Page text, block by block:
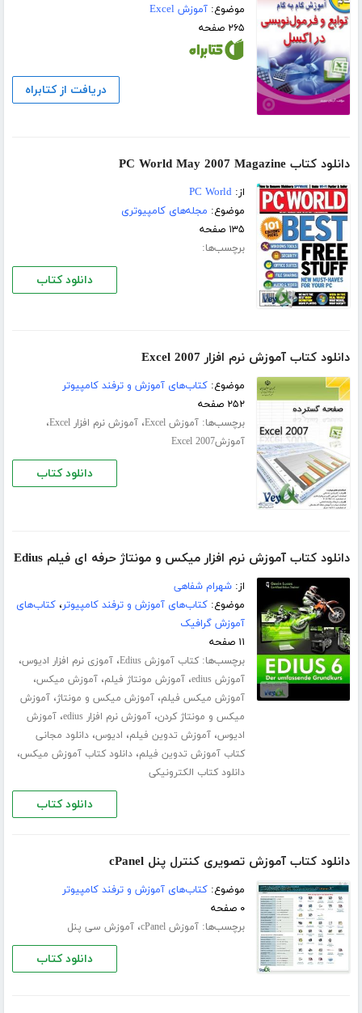
موضوع:آموزش Excel
۲۶۵ صفحه
دریافت از کتابراه
دانلود کتاب PC World May 2007 Magazine
از:PC World
موضوع: مجله‌های کامپیوتری
۱۳۵ صفحه
برچسب‌ها:
دانلود کتاب
دانلود کتاب آموزش نرم افزار Excel 2007
موضوع:کتاب‌های آموزش و ترفند کامپیوتر
۲۵۲ صفحه
برچسب‌ها:آموزش Excel ،آموزش نرم افزار Excel ،
آموزشExcel 2007
دانلود کتاب
دانلود کتاب آموزش نرم افزار میکس و مونتاژ حرفه ای فیلم Edius
از:شهرام شفاهی
موضوع:کتاب‌های آموزش و ترفند کامپیوتر،کتاب‌های
آموزش گرافیک
۱۱ صفحه
برچسب‌ها:کتاب آموزش Edius ،آموزی نرم افزار ادیوس،
آموزش edius ،آموزش مونتاژ فیلم،آموزش میکس،
آموزش میکس فیلم،آموزش میکس و مونتاژ،آموزش
میکس و مونتاژ کردن،آموزش نرم افزار edius ،آموزش
ادیوس،آموزش تدوین فیلم، ادیوس،دانلود مجانی
کتاب آموزش تدوین فیلم،دانلود کتاب آموزش میکس،
دانلود کتاب الکترونیکی
دانلود کتاب
دانلود کتاب آموزش تصویری کنترل پنل cPanel
موضوع:کتاب‌های آموزش و ترفند کامپیوتر
۰ صفحه
برچسب‌ها:آموزش cPanel ،آموزش سی پنل
دانلود کتاب